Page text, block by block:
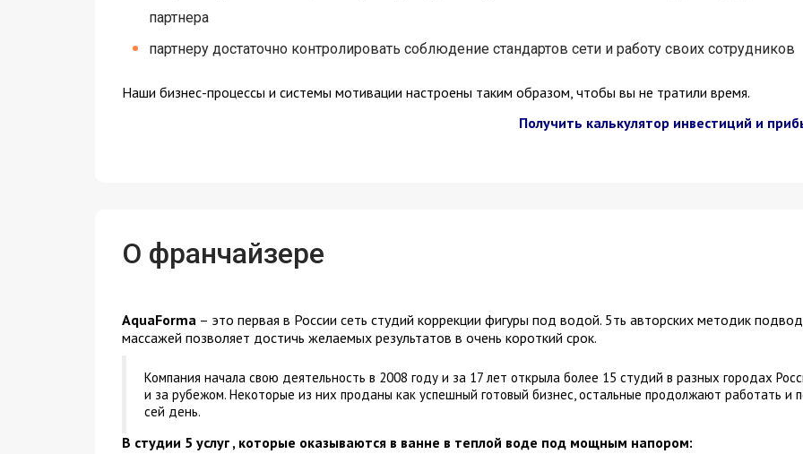
партнера
партнеру достаточно контролировать соблюдение стандартов сети и работу своих сотрудников
Наши бизнес-процессы и системы мотивации настроены таким образом, чтобы вы не тратили время.
Получить калькулятор инвестиций и
О франчайзере
AquaForma– это первая в России сеть студий коррекции фигуры под водой. 5ть авторских методик
массажей позволяет достичь желаемых результатов в очень короткий срок.
Компания начала свою деятельность в 2008 году и за 17 лет открыла более 15 студий в разных городах
и за рубежом. Некоторые из них проданы как успешный готовый бизнес, остальные продолжают работать и
сей день.
В студии 5 услуг , которые оказываются в ванне в теплой воде под мощным напором: